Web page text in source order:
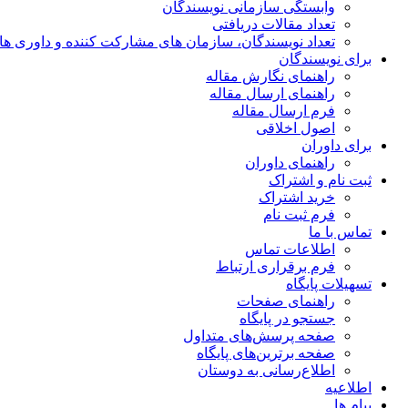
وابستگی سازمانی نویسندگان
تعداد مقالات دریافتی
تعداد نویسندگان، سازمان های مشارکت کننده و داوری های
برای نویسندگان
راهنمای نگارش مقاله
راهنمای ارسال مقاله
فرم ارسال مقاله
اصول اخلاقی
برای داوران
راهنمای داوران
ثبت نام و اشتراک
خرید اشتراک
فرم ثبت نام
تماس با ما
اطلاعات تماس
فرم برقراری ارتباط
تسهیلات پایگاه
راهنمای صفحات
جستجو در پایگاه
صفحه پرسش‌های متداول
صفحه برترین‌های پایگاه
اطلاع‌رسانی به دوستان
اطلاعیه
پیام ها